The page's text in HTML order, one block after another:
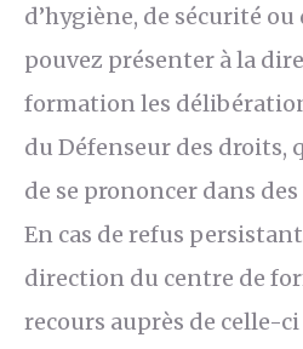
d’hygiène, de sécurité ou
pouvez présenter à la
formation les
du Défenseur des droits,
de se prononcer dans
En cas de refus
direction du centre de
recours auprès de celle-ci